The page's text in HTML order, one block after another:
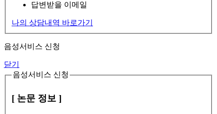
답변받을 이메일
나의 상담내역 바로가기
음성서비스 신청
닫기
음성서비스 신청
[ 논문 정보 ]